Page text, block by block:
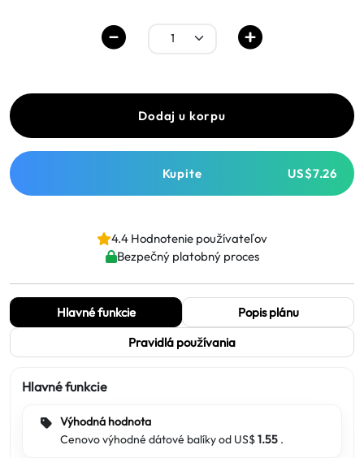
Dodaj u korpu
Kupite US$7.26
4.4 Hodnotenie používateľov
Bezpečný platobný proces
Hlavné funkcie
Popis plánu
Pravidlá používania
Hlavné funkcie
Výhodná hodnota
Cenovo výhodné dátové balíky od US$1.55 .